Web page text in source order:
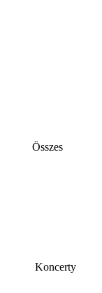
Összes
Koncerty